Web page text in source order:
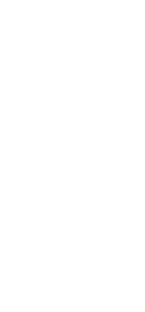
A
beszél a